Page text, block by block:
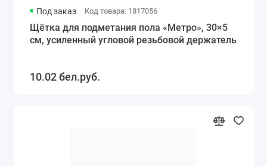
Под заказ Код товара: 1817056
Щётка для подметания пола «Метро», 30×5
см, усиленный угловой резьбовой держатель
10.02 бел.руб.